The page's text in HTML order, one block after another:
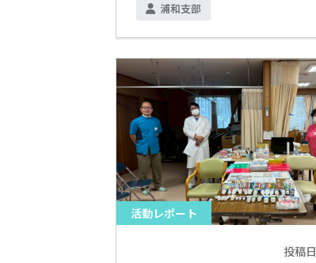
浦和支部
活動レポート
投稿日